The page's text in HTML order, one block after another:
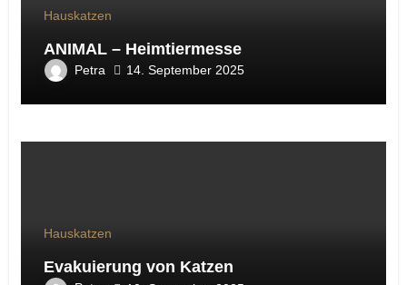
Hauskatzen
ANIMAL – Heimtiermesse
Petra 14. September 2025
Hauskatzen
Evakuierung von Katzen